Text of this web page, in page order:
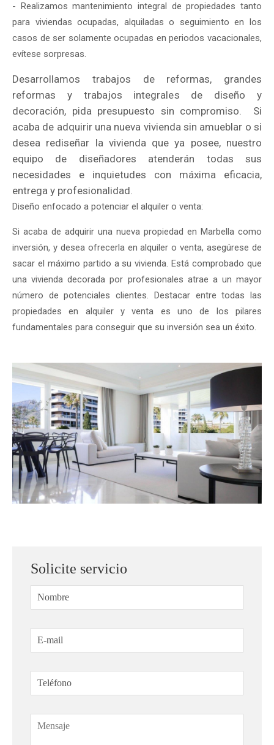
- Realizamos mantenimiento integral de propiedades tanto
para viviendas ocupadas, alquiladas o seguimiento en los
casos de ser solamente ocupadas en periodos vacacionales,
evítese sorpresas.
Desarrollamos trabajos de reformas, grandes
reformas y trabajos integrales de diseño y
decoración, pida presupuesto sin compromiso. Si
acaba de adquirir una nueva vivienda sin amueblar o si
desea rediseñar la vivienda que ya posee, nuestro
equipo de diseñadores atenderán todas sus
necesidades e inquietudes con máxima eficacia,
entrega y profesionalidad.
Diseño enfocado a potenciar el alquiler o venta:
Si acaba de adquirir una nueva propiedad en Marbella como
inversión, y desea ofrecerla en alquiler o venta, asegúrese de
sacar el máximo partido a su vivienda. Está comprobado que
una vivienda decorada por profesionales atrae a un mayor
número de potenciales clientes. Destacar entre todas las
propiedades en alquiler y venta es uno de los pilares
fundamentales para conseguir que su inversión sea un éxito.
Solicite servicio